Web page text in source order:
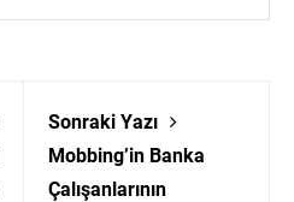
Sonraki Yazı
Mobbing’in Banka
Çalışanlarının